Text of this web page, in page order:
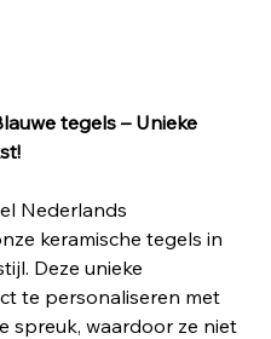
tegels – Unieke
Nederlands
keramische tegels in
Deze unieke
te personaliseren met
spreuk, waardoor ze niet